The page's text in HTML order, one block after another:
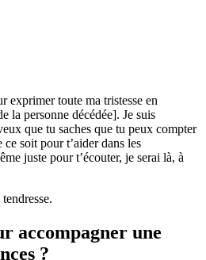
exprimer toute ma tristesse en
la personne décédée]. Je suis
que tu saches que tu peux compter
soit pour t’aider dans les
juste pour t’écouter, je serai là, à
accompagner une
?